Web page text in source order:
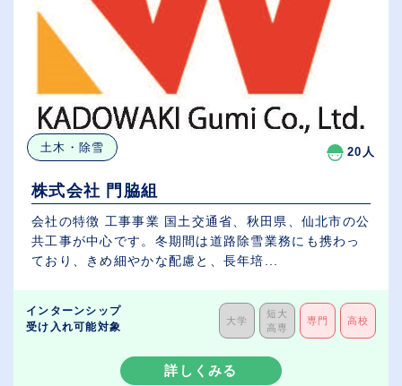
土木・除雪 20人
株式会社 門脇組
会社の特徴 工事事業 国土交通省、秋田県、仙北市の公
共工事が中心です。冬期間は道路除雪業務にも携わっ
ており、きめ細やかな配慮と、長年培...
インターンシップ
受け入れ可能対象
大学
短大
高専
専門 高校
詳しくみる